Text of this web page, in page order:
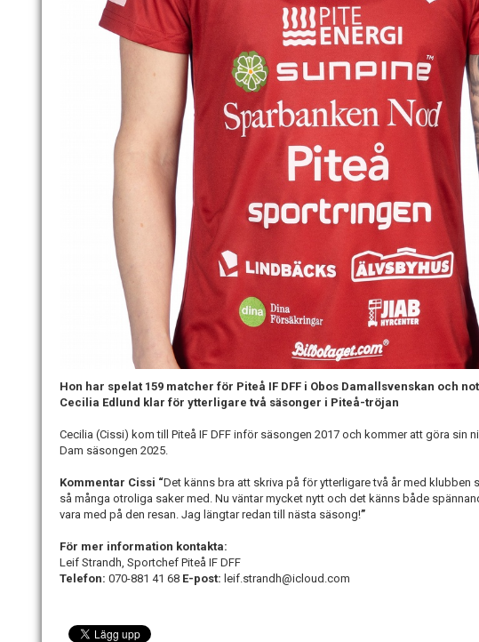
Hon har spelat 159 matcher för Piteå IF DFF i Obos Damallsvenskan och
Cecilia Edlund klar för ytterligare två säsonger i Piteå-tröjan
Cecilia (Cissi) kom till Piteå IF DFF inför säsongen 2017 och kommer att göra sin
Dam säsongen 2025.
Kommentar Cissi “Det känns bra att skriva på för ytterligare två år med klubben
så många otroliga saker med. Nu väntar mycket nytt och det känns både
vara med på den resan. Jag längtar redan till nästa säsong!”
För mer information kontakta:
Leif Strandh, Sportchef Piteå IF DFF
Telefon: 070-881 41 68 E-post: leif.strandh@icloud.com